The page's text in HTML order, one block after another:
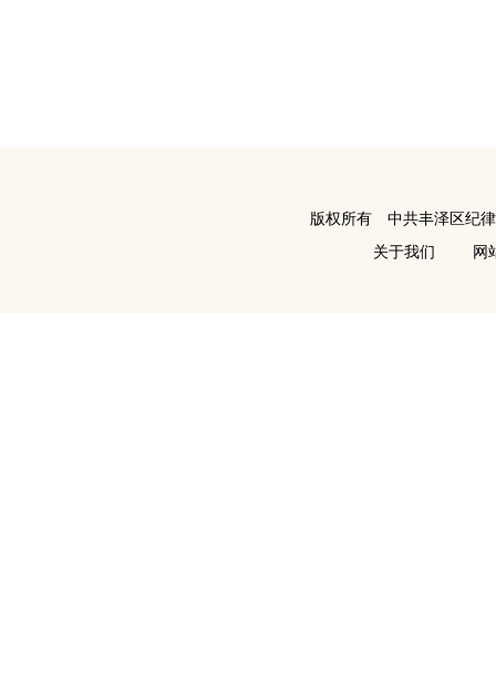
版权所有 中共丰泽区纪
关于我们
网